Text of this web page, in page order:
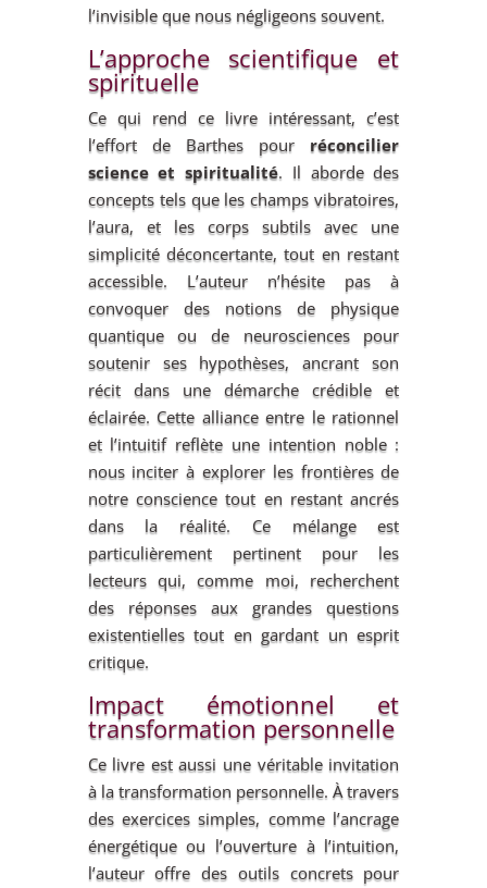
l’invisible que nous négligeons souvent.
L’approche scientifique et
spirituelle
Ce qui rend ce livre intéressant, c’est
l’effort de Barthes pour réconcilier
science et spiritualité. Il aborde des
concepts tels que les champs vibratoires,
l’aura, et les corps subtils avec une
simplicité déconcertante, tout en restant
accessible. L’auteur n’hésite pas à
convoquer des notions de physique
quantique ou de neurosciences pour
soutenir ses hypothèses, ancrant son
récit dans une démarche crédible et
éclairée. Cette alliance entre le rationnel
et l’intuitif reflète une intention noble :
nous inciter à explorer les frontières de
notre conscience tout en restant ancrés
dans la réalité. Ce mélange est
particulièrement pertinent pour les
lecteurs qui, comme moi, recherchent
des réponses aux grandes questions
existentielles tout en gardant un esprit
critique.
Impact émotionnel et
transformation personnelle
Ce livre est aussi une véritable invitation
à la transformation personnelle. À travers
des exercices simples, comme l’ancrage
énergétique ou l’ouverture à l’intuition,
l’auteur offre des outils concrets pour